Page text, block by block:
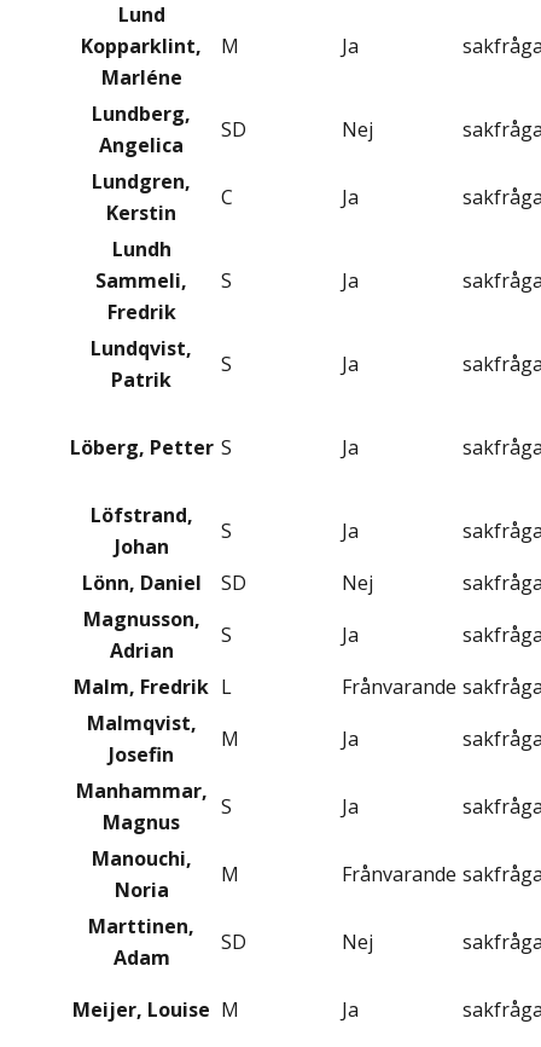
Lund
Kopparklint,
Marléne
M Ja
Lundberg,
Angelica
SD Nej
Lundgren,
Kerstin
C Ja
Lundh
Sammeli,
Fredrik
S Ja
Lundqvist,
Patrik
S Ja
Löberg, Petter S Ja
Löfstrand,
Johan
S Ja
Lönn, Daniel
SD Nej
Magnusson,
Adrian
S Ja
Malm, Fredrik L Frånvarande
Malmqvist,
Josefin
M Ja
Manhammar,
Magnus
S Ja
Manouchi,
Noria
M Frånvarande
Marttinen,
Adam
SD Nej
Meijer, Louise M Ja